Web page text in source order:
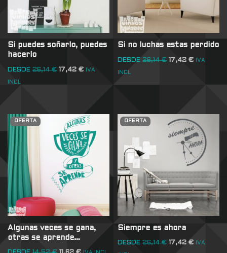
Si puedes soñarlo, puedes
hacerlo
DESDE 26,14€ 17,42 € IVA
INCL
Si no luchas estas perdido
DESDE 26,14€ 17,42€ IVA
INCL
OFERTA
Algunas veces se gana,
otras se aprende…
OFERTA
Siempre es ahora
DESDE 26,14€ 17,42€ IVA